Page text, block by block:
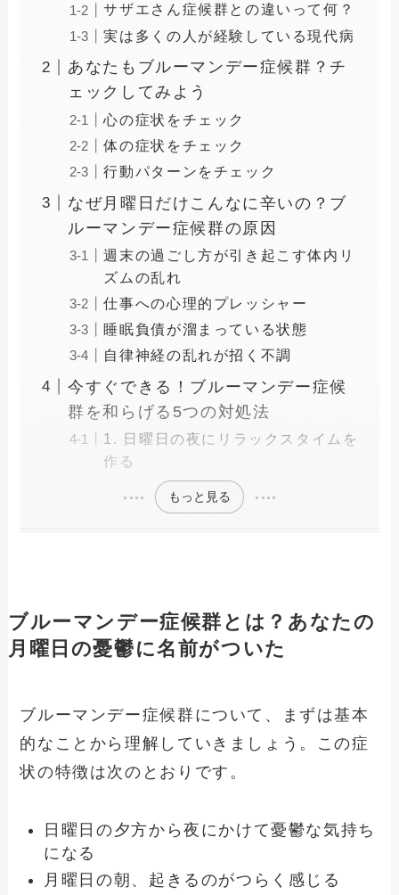
サザエさん症候群との違いって何？
実は多くの人が経験している現代病
あなたもブルーマンデー症候群？チ
ェックしてみよう
心の症状をチェック
体の症状をチェック
行動パターンをチェック
なぜ月曜日だけこんなに辛いの？ブ
ルーマンデー症候群の原因
週末の過ごし方が引き起こす体内リ
ズムの乱れ
仕事への心理的プレッシャー
睡眠負債が溜まっている状態
自律神経の乱れが招く不調
今すぐできる！ブルーマンデー症候
群を和らげる5つの対処法
1. 日曜日の夜にリラックスタイムを
作る
もっと見る
ブルーマンデー症候群とは？あなたの
月曜日の憂鬱に名前がついた
ブルーマンデー症候群について、まずは基本
的なことから理解していきましょう。この症
状の特徴は次のとおりです。
日曜日の夕方から夜にかけて憂鬱な気持ち
になる
月曜日の朝、起きるのがつらく感じる